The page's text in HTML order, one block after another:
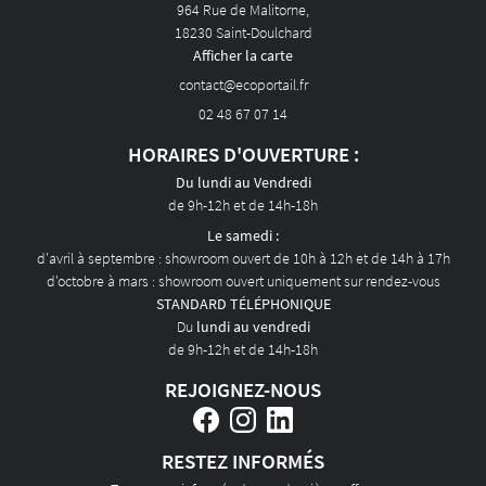
964 Rue de Malitorne,
18230 Saint-Doulchard
Afficher la carte
02 48 67 07 14
HORAIRES D'OUVERTURE :
Du lundi au Vendredi
de 9h-12h et de 14h-18h
Le samedi :
d'avril à septembre : showroom ouvert de 10h à 12h et de 14h à 17h
d'octobre à mars : showroom ouvert uniquement sur rendez-vous
STANDARD TÉLÉPHONIQUE
Du lundi au vendredi
de 9h-12h et de 14h-18h
REJOIGNEZ-NOUS
RESTEZ INFORMÉS